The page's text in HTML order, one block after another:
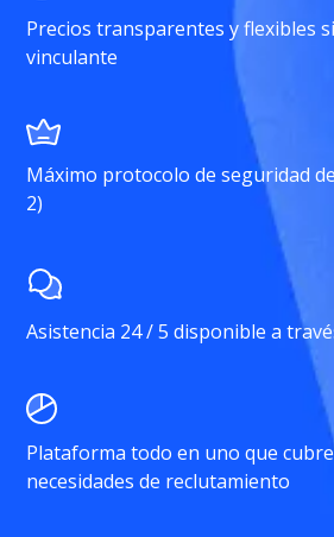
Precios transparentes y flexibles
vinculante
Máximo protocolo de seguridad
2)
Asistencia 24 / 5 disponible a
Plataforma todo en uno que
necesidades de reclutamiento